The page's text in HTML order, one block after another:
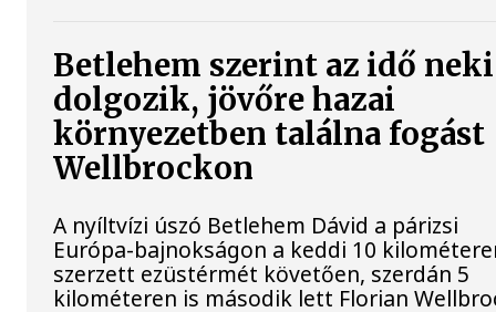
Betlehem szerint az idő neki
dolgozik, jövőre hazai
környezetben találna fogást
Wellbrockon
A nyíltvízi úszó Betlehem Dávid a párizsi
Európa-bajnokságon a keddi 10
szerzett ezüstérmét követően, szerdán 5
kilométeren is második lett Florian